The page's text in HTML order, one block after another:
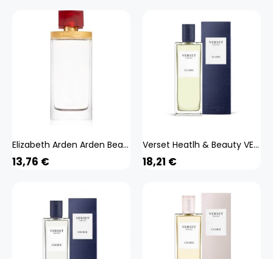
Elizabeth Arden Arden Beauty Eau de Parfum 100 ml
13,76 €
Verset Heatlh & Beauty VERSET Eau De Parfum Herrenparfüm Classy 50ml
18,21 €